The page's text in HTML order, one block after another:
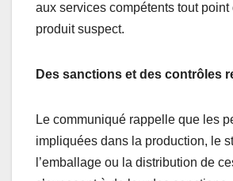
aux services compétents tout point
produit suspect.
Des sanctions et des contrôles
Le communiqué rappelle que les
impliquées dans la production, le
l’emballage ou la distribution de